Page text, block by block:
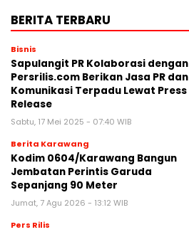
BERITA TERBARU
Bisnis
Sapulangit PR Kolaborasi dengan
Persrilis.com Berikan Jasa PR dan
Komunikasi Terpadu Lewat Press
Release
Sabtu, 17 Mei 2025 - 07:40 WIB
Berita Karawang
Kodim 0604/Karawang Bangun
Jembatan Perintis Garuda
Sepanjang 90 Meter
Jumat, 7 Agu 2026 - 13:12 WIB
Pers Rilis